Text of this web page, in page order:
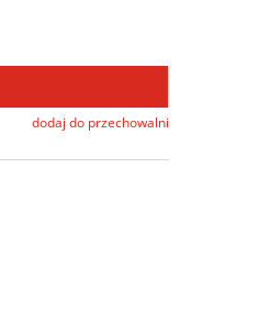
dodaj do przechowalni